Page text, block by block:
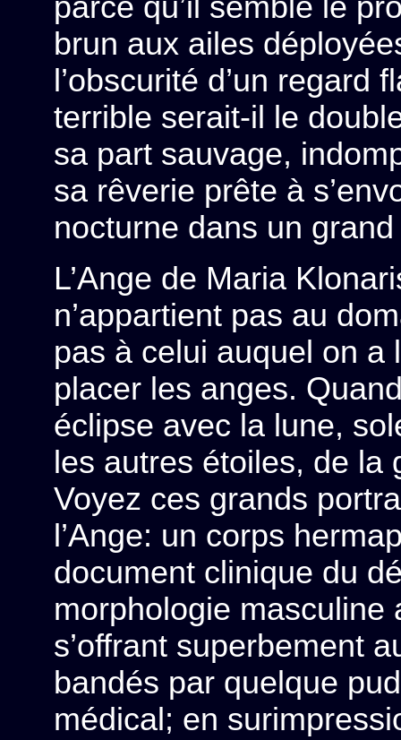
brun aux ailes
l’obscurité d’un regard
terrible serait-il le
sa part sauvage,
sa rêverie prête à
nocturne dans un
L’Ange de Maria
n’appartient pas au
pas à celui auquel on a
placer les anges.
éclipse avec la lune,
les autres étoiles, de la
Voyez ces grands
l’Ange: un corps
document clinique du
morphologie masculine
s’offrant superbement
bandés par quelque
médical; en